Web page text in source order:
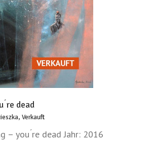
́re dead
, Verkauft
– you ́re dead Jahr: 2016